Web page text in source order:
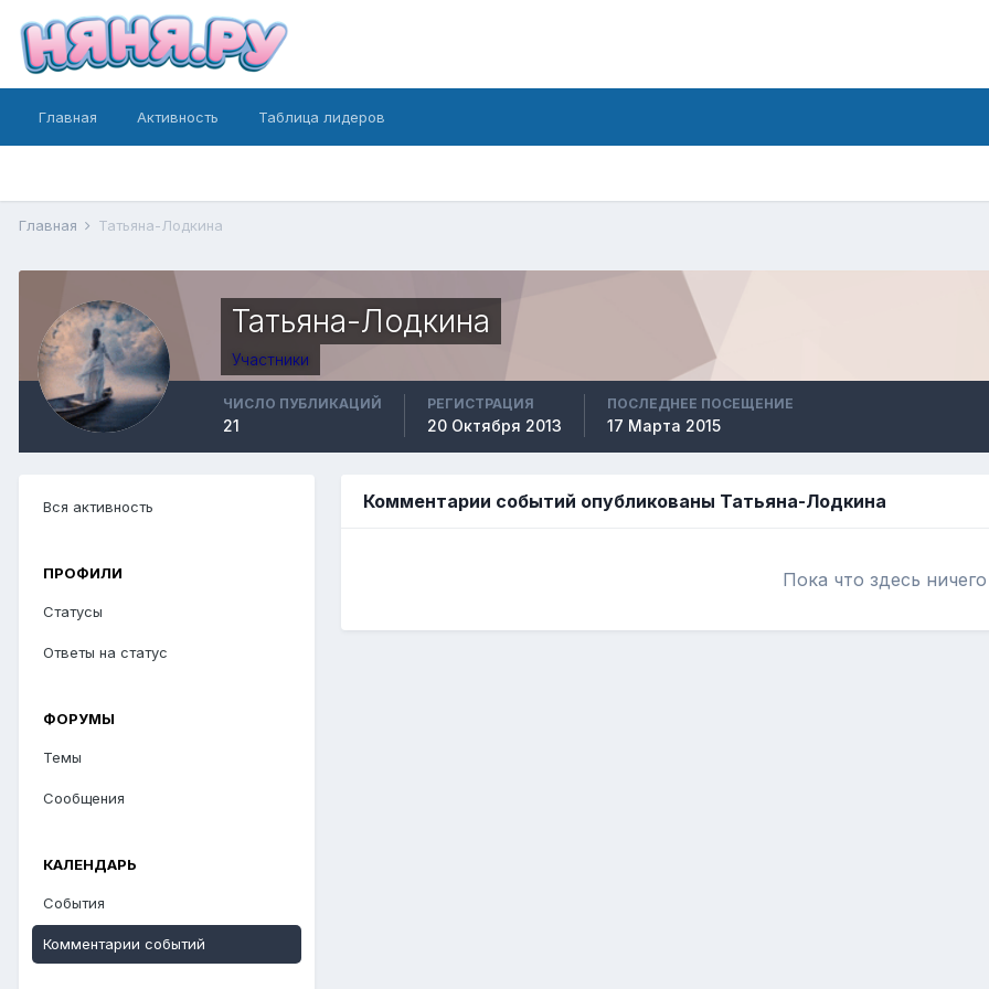
Главная Активность Таблица лидеров
Главная Татьяна-Лодкина
Татьяна-Лодкина
Участники
ЧИСЛО ПУБЛИКАЦИЙ
21
РЕГИСТРАЦИЯ
20 Октября 2013
ПОСЛЕДНЕЕ ПОСЕЩЕНИЕ
17 Марта 2015
Вся активность
ПРОФИЛИ
Статусы
Ответы на статус
ФОРУМЫ
Темы
Сообщения
КАЛЕНДАРЬ
События
Комментарии событий
Комментарии событий опубликованы Татьяна-Лодкина
Пока что здесь